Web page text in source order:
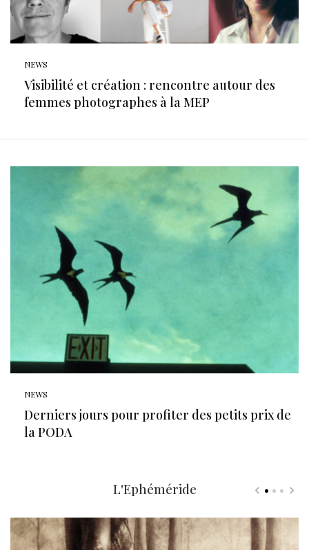
NEWS
Visibilité et création : rencontre autour des
femmes photographes à la MEP
NEWS
Derniers jours pour profiter des petits prix de
la PODA
L'Ephéméride